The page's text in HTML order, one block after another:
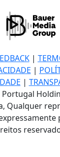
|
|
|
Qualquer